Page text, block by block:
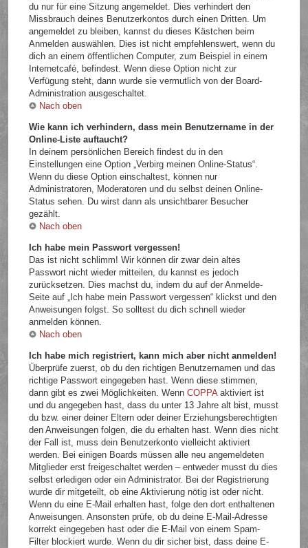
du nur für eine Sitzung angemeldet. Dies verhindert den
Missbrauch deines Benutzerkontos durch einen Dritten. Um
angemeldet zu bleiben, kannst du dieses Kästchen beim
Anmelden auswählen. Dies ist nicht empfehlenswert, wenn du
dich an einem öffentlichen Computer, zum Beispiel in einem
Internetcafé, befindest. Wenn diese Option nicht zur
Verfügung steht, dann wurde sie vermutlich von der Board-
Administration ausgeschaltet.
Nach oben
Wie kann ich verhindern, dass mein Benutzername in der
Online-Liste auftaucht?
In deinem persönlichen Bereich findest du in den
Einstellungen eine Option „Verbirg meinen Online-Status“.
Wenn du diese Option einschaltest, können nur
Administratoren, Moderatoren und du selbst deinen Online-
Status sehen. Du wirst dann als unsichtbarer Besucher
gezählt.
Nach oben
Ich habe mein Passwort vergessen!
Das ist nicht schlimm! Wir können dir zwar dein altes
Passwort nicht wieder mitteilen, du kannst es jedoch
zurücksetzen. Dies machst du, indem du auf der Anmelde-
Seite auf „Ich habe mein Passwort vergessen“ klickst und den
Anweisungen folgst. So solltest du dich schnell wieder
anmelden können.
Nach oben
Ich habe mich registriert, kann mich aber nicht anmelden!
Überprüfe zuerst, ob du den richtigen Benutzernamen und das
richtige Passwort eingegeben hast. Wenn diese stimmen,
dann gibt es zwei Möglichkeiten. WennCOPPAaktiviert ist
und du angegeben hast, dass du unter 13 Jahre alt bist, musst
du bzw. einer deiner Eltern oder deiner Erziehungsberechtigten
den Anweisungen folgen, die du erhalten hast. Wenn dies nicht
der Fall ist, muss dein Benutzerkonto vielleicht aktiviert
werden. Bei einigen Boards müssen alle neu angemeldeten
Mitglieder erst freigeschaltet werden – entweder musst du dies
selbst erledigen oder ein Administrator. Bei der Registrierung
wurde dir mitgeteilt, ob eine Aktivierung nötig ist oder nicht.
Wenn du eine E-Mail erhalten hast, folge den dort enthaltenen
Anweisungen. Ansonsten prüfe, ob du deine E-Mail-Adresse
korrekt eingegeben hast oder die E-Mail von einem Spam-
Filter blockiert wurde. Wenn du dir sicher bist, dass deine E-